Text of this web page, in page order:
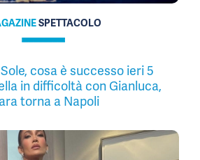
SPETTACOLO
cosa è successo ieri 5
in difficoltà con Gianluca,
torna a Napoli